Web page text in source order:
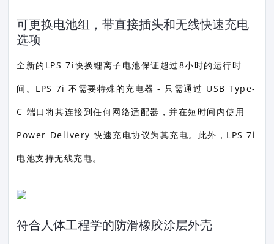
可更换电池组，带直接插头和无线快速充电
选项
全新的LPS 7i快换锂离子电池保证超过8小时的运行时
间。LPS 7i 不需要特殊的充电器 - 只需通过 USB Type-
C 端口将其连接到任何网络适配器，并在短时间内使用
Power Delivery 快速充电协议为其充电。此外，LPS 7i
电池支持无线充电。
符合人体工程学的防滑橡胶涂层外壳